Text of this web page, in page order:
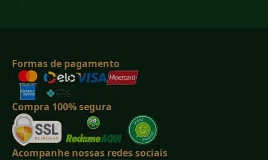
Formas de pagamento
Compra 100% segura
Acompanhe nossas redes sociais